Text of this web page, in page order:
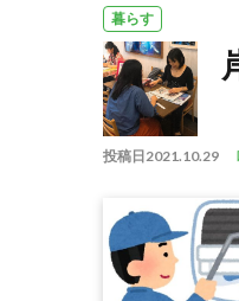
暮らす
投稿日2021.10.29